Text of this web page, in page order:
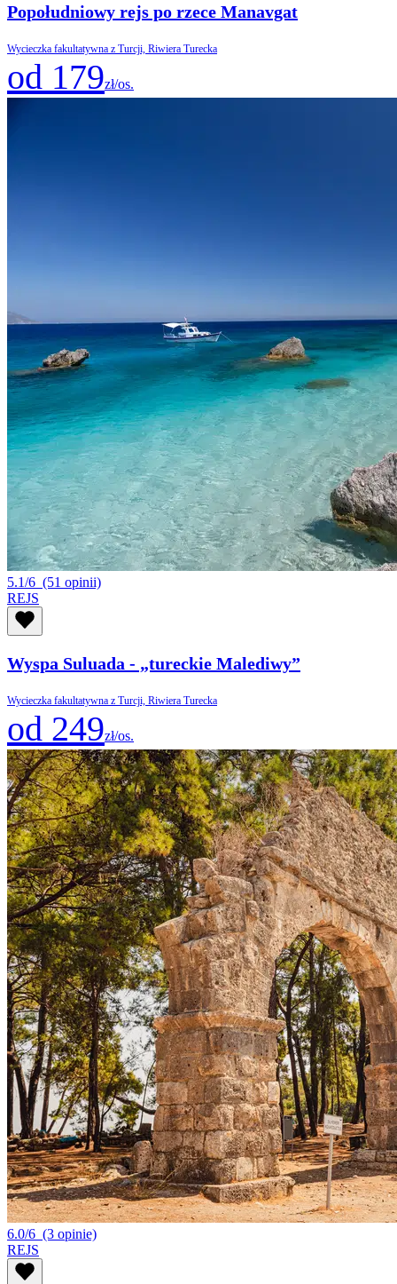
Popołudniowy rejs po rzece Manavgat
Wycieczka fakultatywna z Turcji, Riwiera Turecka
od 179zł/os.
5.1/6 (51 opinii)
REJS
Wyspa Suluada - „tureckie Malediwy”
Wycieczka fakultatywna z Turcji, Riwiera Turecka
od 249zł/os.
6.0/6 (3 opinie)
REJS